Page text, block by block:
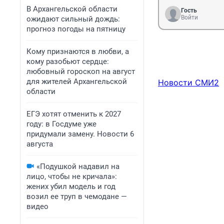
В Архангельской области
ожидают сильный дождь:
прогноз погоды на пятницу
Кому признаются в любви, а
кому разобьют сердце:
любовный гороскоп на август
для жителей Архангельской
области
ЕГЭ хотят отменить к 2027
году: в Госдуме уже
придумали замену. Новости 6
августа
«Подушкой надавил на
лицо, чтобы не кричала»:
жених убил модель и год
возил ее труп в чемодане —
видео
Гость
Войти
Новости СМИ2